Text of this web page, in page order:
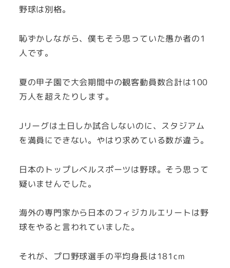
野球は別格。
恥ずかしながら、僕もそう思っていた愚か者の1
人です。
夏の甲子園で大会期間中の観客動員数合計は100
万人を超えたりします。
Jリーグは土日しか試合しないのに、スタジアム
を満員にできない。やはり求めている数が違う。
日本のトップレベルスポーツは野球。そう思って
疑いませんでした。
海外の専門家から日本のフィジカルエリートは野
球をやると言われていました。
それが、プロ野球選手の平均身長は181cm